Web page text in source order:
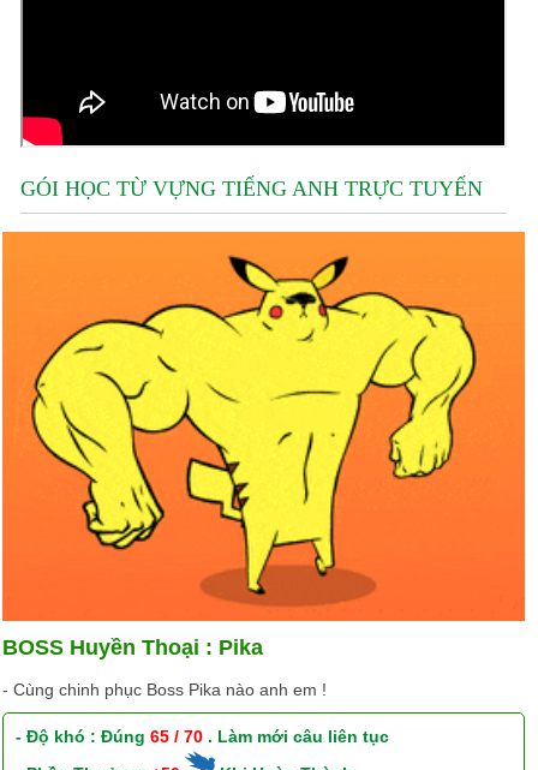
GÓI HỌC TỪ VỰNG TIẾNG ANH TRỰC TUYẾN
BOSS Huyền Thoại : Pika
- Cùng chinh phục Boss Pika nào anh em !
- Độ khó : Đúng65 / 70 . Làm mới câu liên tục